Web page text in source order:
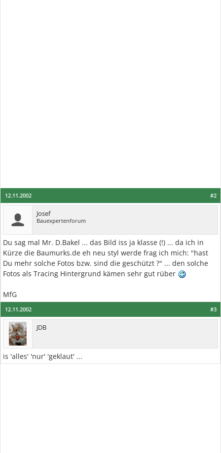
#2
12.11.2002
Josef
Bauexpertenforum
Du sag mal Mr. D.Bakel ... das Bild iss ja klasse (!) ... da ich in
Kürze die Baumurks.de eh neu styl werde frag ich mich: "hast
Du mehr solche Fotos bzw. sind die geschützt ?" ... den solche
Fotos als Tracing Hintergrund kämen sehr gut rüber
MfG
#3
12.11.2002
JDB
is 'alles' 'nur' 'geklaut' ...